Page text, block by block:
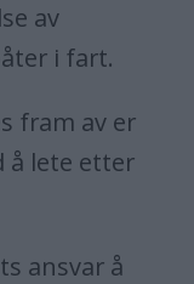
av
i fart.
fram av er
å lete etter
ansvar å